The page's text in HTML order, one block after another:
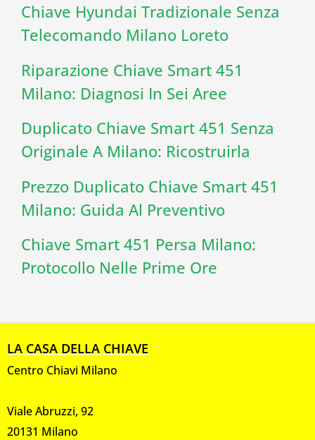
Chiave Hyundai Tradizionale Senza
Telecomando Milano Loreto
Riparazione Chiave Smart 451
Milano: Diagnosi In Sei Aree
Duplicato Chiave Smart 451 Senza
Originale A Milano: Ricostruirla
Prezzo Duplicato Chiave Smart 451
Milano: Guida Al Preventivo
Chiave Smart 451 Persa Milano:
Protocollo Nelle Prime Ore
LA CASA DELLA CHIAVE
Centro Chiavi Milano
Viale Abruzzi, 92
20131 Milano